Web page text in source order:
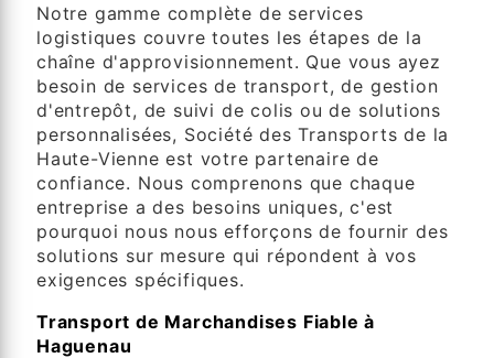
Notre gamme complète de services
logistiques couvre toutes les étapes de la
chaîne d'approvisionnement. Que vous ayez
besoin de services de transport, de gestion
d'entrepôt, de suivi de colis ou de solutions
personnalisées, Société des Transports de la
Haute-Vienne est votre partenaire de
confiance. Nous comprenons que chaque
entreprise a des besoins uniques, c'est
pourquoi nous nous efforçons de fournir des
solutions sur mesure qui répondent à vos
exigences spécifiques.
Transport de Marchandises Fiable à
Haguenau